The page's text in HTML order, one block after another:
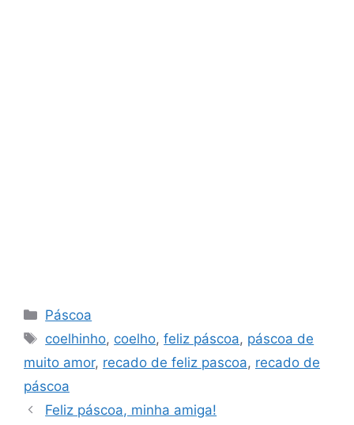
Categorias
Páscoa
Tags
coelhinho, coelho,feliz páscoa, páscoa de
muito amor, recado de feliz pascoa, recado de
páscoa
Feliz páscoa, minha amiga!